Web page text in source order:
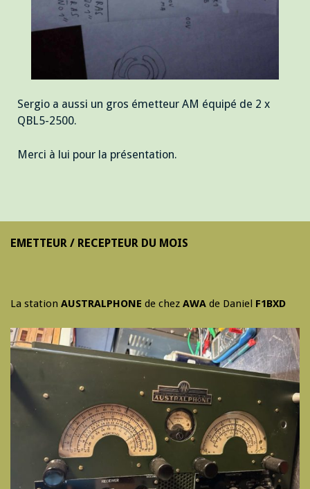
Sergio a aussi un gros émetteur AM équipé de 2 x
QBL5-2500.
Merci à lui pour la présentation.
EMETTEUR / RECEPTEUR DU MOIS
La station AUSTRALPHONE de chez AWA de Daniel F1BXD